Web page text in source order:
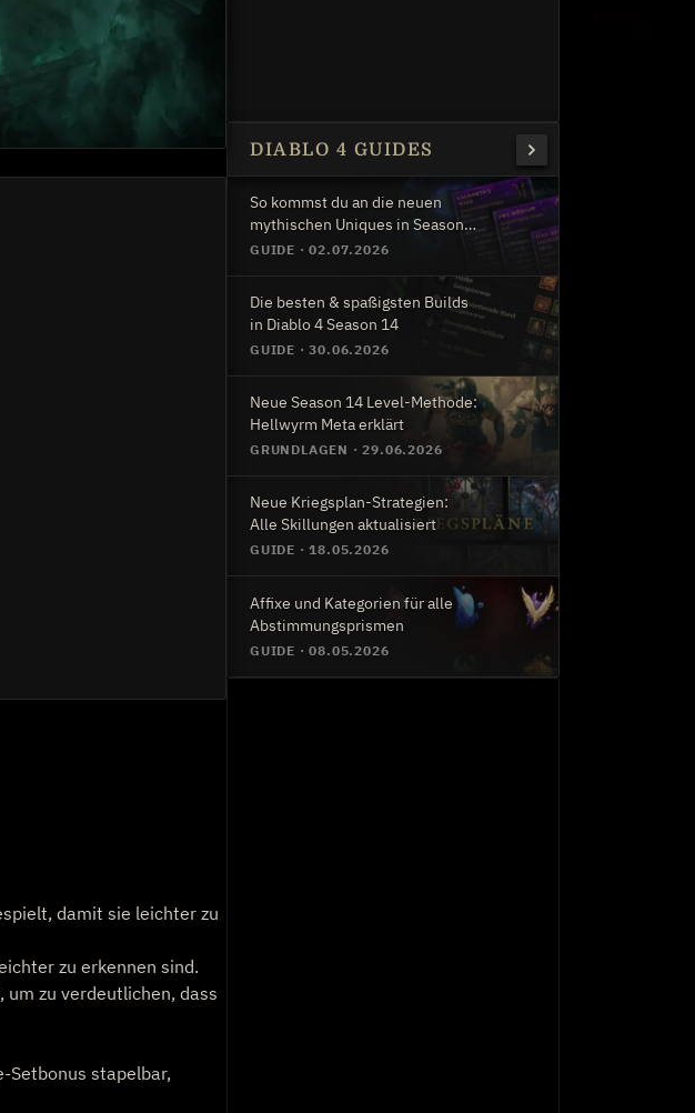
damit sie leichter zu
zu erkennen sind.
um zu verdeutlichen, dass
Setbonus stapelbar,
DIABLO 4 GUIDES
So kommst du an die neuen
mythischen Uniques in Season
14
GUIDE · 02.07.2026
Die besten & spaßigsten Builds
in Diablo 4 Season 14
GUIDE · 30.06.2026
Neue Season 14 Level-Methode:
Hellwyrm Meta erklärt
GRUNDLAGEN · 29.06.2026
Neue Kriegsplan-Strategien:
Alle Skillungen aktualisiert
GUIDE · 18.05.2026
Affixe und Kategorien für alle
Abstimmungsprismen
GUIDE · 08.05.2026